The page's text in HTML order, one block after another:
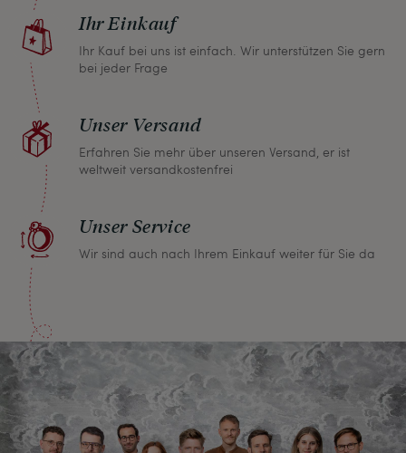
Kaufpreis.Ihr Einkauf
Ihr Kauf bei uns ist einfach. Wir unterstützen Sie gern
bei jeder Frage
Unser Versand
Erfahren Sie mehr über unseren Versand, er ist
weltweit versandkostenfrei
Unser Service
Wir sind auch nach Ihrem Einkauf weiter für Sie da